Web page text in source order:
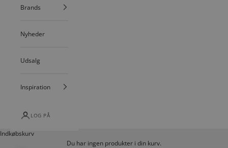
Brands
Nyheder
Udsalg
Inspiration
LOG PÅ
Indkøbskurv
Du har ingen produkter i din kurv.